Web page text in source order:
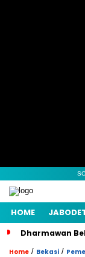
HOME
Dharmawan
Home / Bekasi /